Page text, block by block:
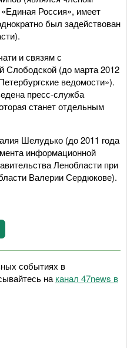
Россия», имеет
был задействован
и связям с
Слободской (до марта 2012
ведомости»).
пресс-служба
станет отдельным
Шелудько (до 2011 года
информационной
Ленобласти при
Валерии Сердюкове).
событиях в
на канал 47news в